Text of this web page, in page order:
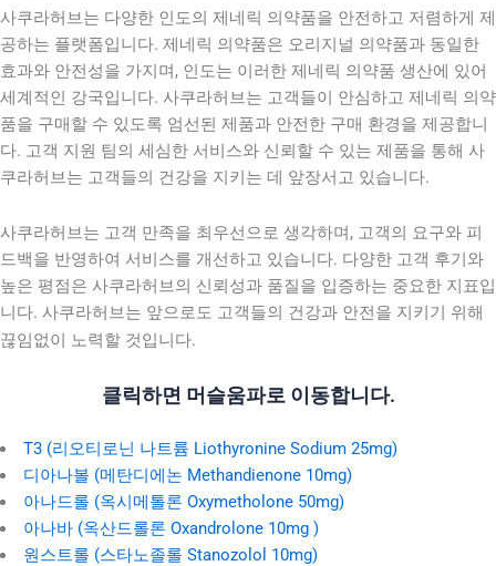
사쿠라허브는 다양한 인도의 제네릭 의약품을 안전하고 저렴하게 제
공하는 플랫폼입니다. 제네릭 의약품은 오리지널 의약품과 동일한
효과와 안전성을 가지며, 인도는 이러한 제네릭 의약품 생산에 있어
세계적인 강국입니다. 사쿠라허브는 고객들이 안심하고 제네릭 의약
품을 구매할 수 있도록 엄선된 제품과 안전한 구매 환경을 제공합니
다. 고객 지원 팀의 세심한 서비스와 신뢰할 수 있는 제품을 통해 사
쿠라허브는 고객들의 건강을 지키는 데 앞장서고 있습니다.
사쿠라허브는 고객 만족을 최우선으로 생각하며, 고객의 요구와 피
드백을 반영하여 서비스를 개선하고 있습니다. 다양한 고객 후기와
높은 평점은 사쿠라허브의 신뢰성과 품질을 입증하는 중요한 지표입
니다. 사쿠라허브는 앞으로도 고객들의 건강과 안전을 지키기 위해
끊임없이 노력할 것입니다.
클릭하면 머슬움파로 이동합니다.
T3 (리오티로닌 나트륨 Liothyronine Sodium 25mg)
디아나볼 (메탄디에논 Methandienone 10mg)
아나드롤 (옥시메톨론 Oxymetholone 50mg)
아나바 (옥산드롤론 Oxandrolone 10mg )
원스트롤 (스타노졸롤 Stanozolol 10mg)